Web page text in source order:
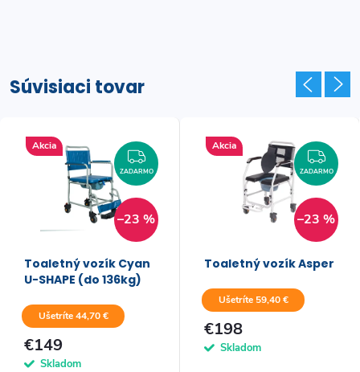
Súvisiaci tovar
Akcia
ZADARMO
ZADARMO
–23 %
Toaletný vozík Cyan
U-SHAPE (do 136kg)
Ušetríte 44,70 €
€149
Skladom
Akcia
ZADARMO
–23 %
Toaletný vozík Asper
Ušetríte 59,40 €
€198
Skladom